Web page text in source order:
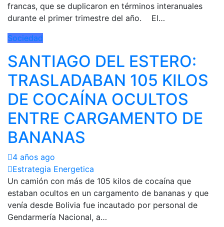
francas, que se duplicaron en términos interanuales
durante el primer trimestre del año. El…
Sociedad
SANTIAGO DEL ESTERO:
TRASLADABAN 105 KILOS
DE COCAÍNA OCULTOS
ENTRE CARGAMENTO DE
BANANAS
4 años ago
Estrategia Energetica
Un camión con más de 105 kilos de cocaína que
estaban ocultos en un cargamento de bananas y que
venía desde Bolivia fue incautado por personal de
Gendarmería Nacional, a…